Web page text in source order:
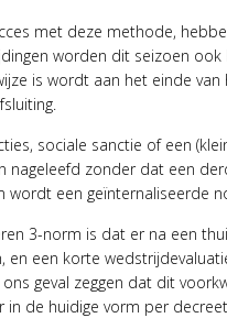
met deze methode,
worden dit seizoen
is wordt aan het einde
sociale sanctie of een
nageleefd zonder dat een
wordt een geïnternaliseerde
3-norm is dat er na een
een korte
geval zeggen dat dit
de huidige vorm per decreet